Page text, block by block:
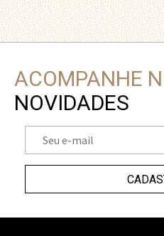
ACOMPANHE
NOVIDADES